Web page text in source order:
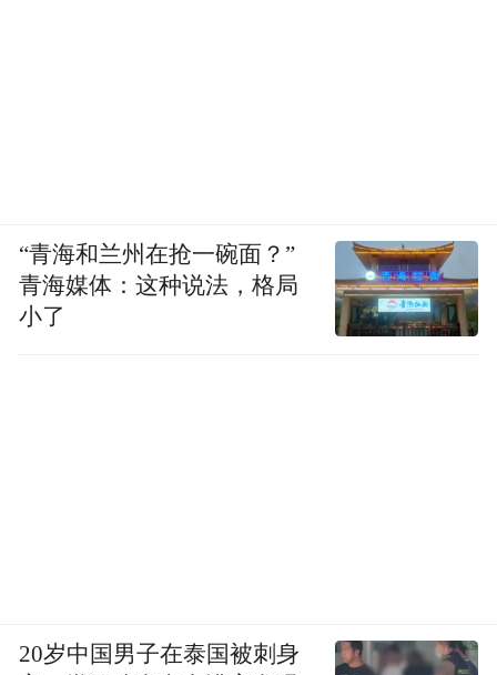
“青海和兰州在抢一碗面？”
青海媒体：这种说法，格局
小了
20岁中国男子在泰国被刺身